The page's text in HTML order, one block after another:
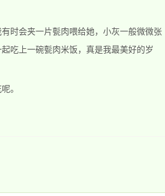
会夹一片甏肉喂给她，小灰一般微微张
吃上一碗甏肉米饭，真是我最美好的岁
。